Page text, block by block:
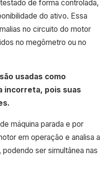
de forma controlada,
do ativo. Essa
no circuito do motor
no megômetro ou no
usadas como
incorreta, pois suas
máquina parada e por
em operação e analisa a
ser simultânea nas